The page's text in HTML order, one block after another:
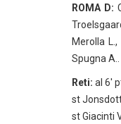
ROMA D:
Merolla
Spugna A..
Reti: al 6′
st
st Giacinti